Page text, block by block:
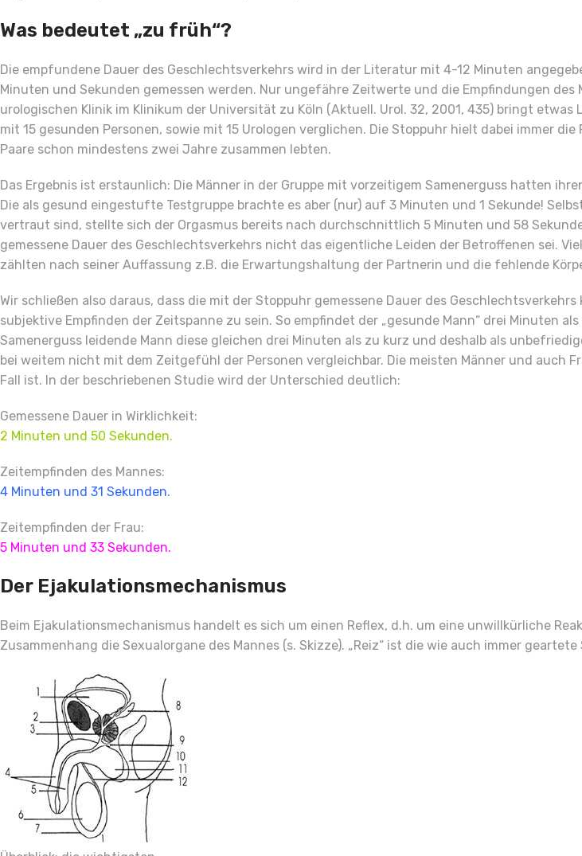
Was bedeutet „zu früh“?
Die empfundene Dauer des Geschlechtsverkehrs wird in der Literatur mit 4-12 Minuten
Minuten und Sekunden gemessen werden. Nur ungefähre Zeitwerte und die Empfindungen des
urologischen Klinik im Klinikum der Universität zu Köln (Aktuell. Urol. 32, 2001, 435) bringt
mit 15 gesunden Personen, sowie mit 15 Urologen verglichen. Die Stoppuhr hielt dabei immer
Paare schon mindestens zwei Jahre zusammen lebten.
Das Ergebnis ist erstaunlich: Die Männer in der Gruppe mit vorzeitigem Samenerguss hatten
Die als gesund eingestufte Testgruppe brachte es aber (nur) auf 3 Minuten und 1 Sekunde!
vertraut sind, stellte sich der Orgasmus bereits nach durchschnittlich 5 Minuten und 58
gemessene Dauer des Geschlechtsverkehrs nicht das eigentliche Leiden der Betroffenen sei.
zählten nach seiner Auffassung z.B. die Erwartungshaltung der Partnerin und die fehlende
Wir schließen also daraus, dass die mit der Stoppuhr gemessene Dauer des
subjektive Empfinden der Zeitspanne zu sein. So empfindet der „gesunde Mann“ drei Minuten
Samenerguss leidende Mann diese gleichen drei Minuten als zu kurz und deshalb als
bei weitem nicht mit dem Zeitgefühl der Personen vergleichbar. Die meisten Männer und auch
Fall ist. In der beschriebenen Studie wird der Unterschied deutlich:
Gemessene Dauer in Wirklichkeit:
2 Minuten und 50 Sekunden.
Zeitempfinden des Mannes:
4 Minuten und 31 Sekunden.
Zeitempfinden der Frau:
5 Minuten und 33 Sekunden.
Der Ejakulationsmechanismus
Beim Ejakulationsmechanismus handelt es sich um einen Reflex, d.h. um eine unwillkürliche
Zusammenhang die Sexualorgane des Mannes (s. Skizze). „Reiz“ ist die wie auch immer